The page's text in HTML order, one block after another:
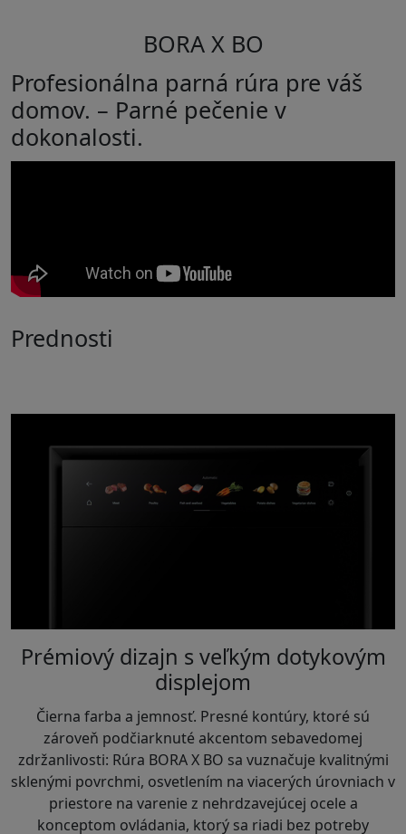
BORA X BO
Profesionálna parná rúra pre váš
domov. – Parné pečenie v
dokonalosti.
Prednosti
Prémiový dizajn s veľkým dotykovým
displejom
Čierna farba a jemnosť. Presné kontúry, ktoré sú
zároveň podčiarknuté akcentom sebavedomej
zdržanlivosti: Rúra BORA X BO sa vuznačuje kvalitnými
sklenými povrchmi, osvetlením na viacerých úrovniach v
priestore na varenie z nehrdzavejúcej ocele a
konceptom ovládania, ktorý sa riadi bez potreby